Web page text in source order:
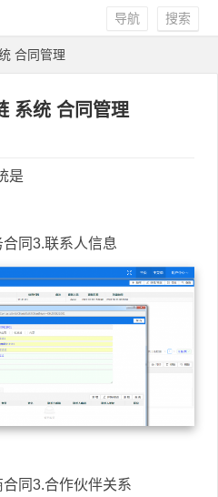
搜索
导航
合同管理
系统 合同管理
是
同3.联系人信息
同3.合作伙伴关系